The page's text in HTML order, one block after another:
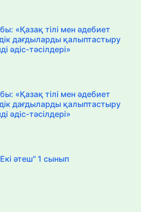
«Қазақ тілі мен әдебиет
дағдыларды қалыптастыру
әдіс-тәсілдері»
«Қазақ тілі мен әдебиет
дағдыларды қалыптастыру
әдіс-тәсілдері»
әтеш" 1 сынып